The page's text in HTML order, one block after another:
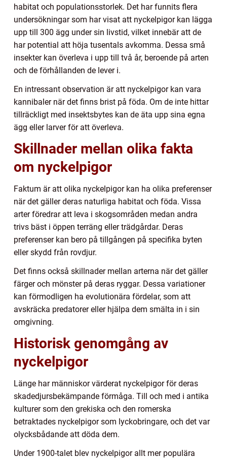
habitat och populationsstorlek. Det har funnits flera
undersökningar som har visat att nyckelpigor kan lägga
upp till 300 ägg under sin livstid, vilket innebär att de
har potential att höja tusentals avkomma. Dessa små
insekter kan överleva i upp till två år, beroende på arten
och de förhållanden de lever i.
En intressant observation är att nyckelpigor kan vara
kannibaler när det finns brist på föda. Om de inte hittar
tillräckligt med insektsbytes kan de äta upp sina egna
ägg eller larver för att överleva.
Skillnader mellan olika fakta
om nyckelpigor
Faktum är att olika nyckelpigor kan ha olika preferenser
när det gäller deras naturliga habitat och föda. Vissa
arter föredrar att leva i skogsområden medan andra
trivs bäst i öppen terräng eller trädgårdar. Deras
preferenser kan bero på tillgången på specifika byten
eller skydd från rovdjur.
Det finns också skillnader mellan arterna när det gäller
färger och mönster på deras ryggar. Dessa variationer
kan förmodligen ha evolutionära fördelar, som att
avskräcka predatorer eller hjälpa dem smälta in i sin
omgivning.
Historisk genomgång av
nyckelpigor
Länge har människor värderat nyckelpigor för deras
skadedjursbekämpande förmåga. Till och med i antika
kulturer som den grekiska och den romerska
betraktades nyckelpigor som lyckobringare, och det var
olycksbådande att döda dem.
Under 1900-talet blev nyckelpigor allt mer populära